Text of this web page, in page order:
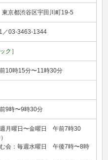
京都渋谷区宇田川町19-5
／03-3463-1344
ク］
10時15分〜11時30分
9時〜9時30分
月曜日〜金曜日 午前7時30
会：毎週水曜日 午後7時〜8時